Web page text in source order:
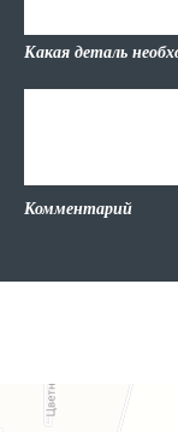
Какая деталь
Комментарий